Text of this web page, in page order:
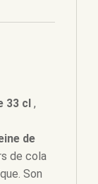
33 cl ,
de
de cola
Son